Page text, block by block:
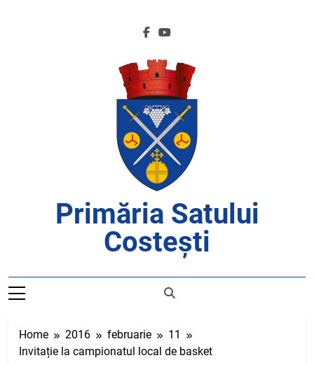
Primăria Satului
Costești
Home 2016 februarie
11
Invitație la campionatul local de basket